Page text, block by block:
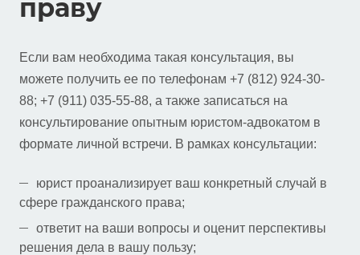
праву
Если вам необходима такая консультация, вы
можете получить ее по телефонам +7 (812) 924-30-
88; +7 (911) 035-55-88, а также записаться на
консультирование опытным юристом-адвокатом в
формате личной встречи. В рамках консультации:
юрист проанализирует ваш конкретный случай в
сфере гражданского права;
ответит на ваши вопросы и оценит перспективы
решения дела в вашу пользу;